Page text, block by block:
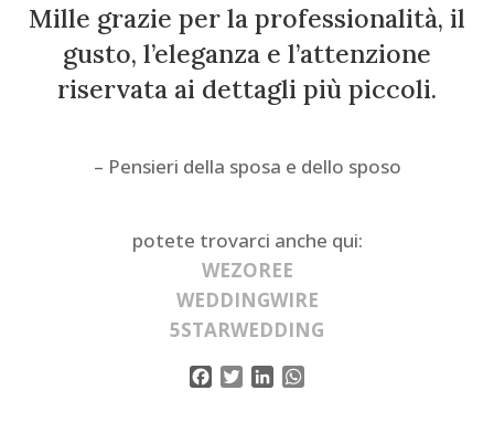
Mille grazie per la professionalità, il
gusto, l’eleganza e l’attenzione
riservata ai dettagli più piccoli.
– Pensieri della sposa e dello sposo
potete trovarci anche qui:
WEZOREE
WEDDINGWIRE
5STARWEDDING
Facebook
TwitterLinkedIn